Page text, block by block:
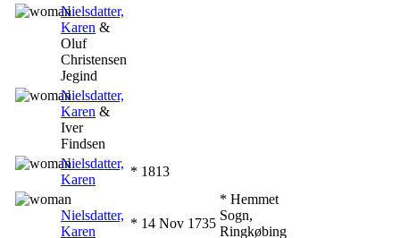
Nielsdatter,
Karen &
Oluf
Christensen
Jegind
Nielsdatter,
Karen &
Iver
Findsen
Nielsdatter,
Karen
* ‎1813
Nielsdatter,
Karen
* ‎14 Nov 1735
* Hemmet
Sogn,
Ringkøbing